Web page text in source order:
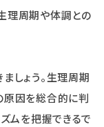
理周期や体調との
しょう。生理周期
原因を総合的に判
ムを把握できるで